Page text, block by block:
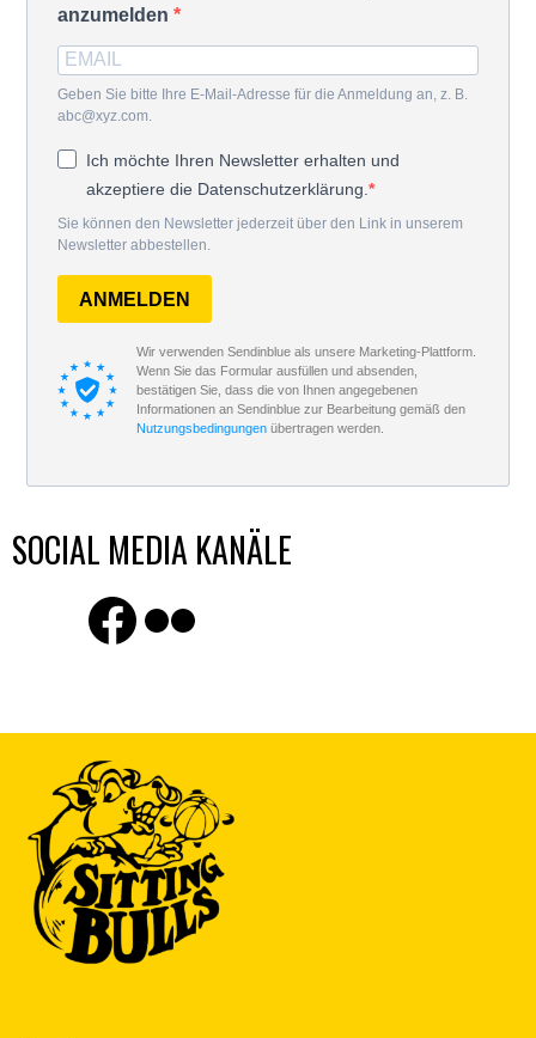
anzumelden
Geben Sie bitte Ihre E-Mail-Adresse für die Anmeldung an, z. B.
abc@xyz.com.
Ich möchte Ihren Newsletter erhalten und
akzeptiere die Datenschutzerklärung.
Sie können den Newsletter jederzeit über den Link in unserem
Newsletter abbestellen.
ANMELDEN
Wir verwenden Sendinblue als unsere Marketing-Plattform.
Wenn Sie das Formular ausfüllen und absenden,
bestätigen Sie, dass die von Ihnen angegebenen
Informationen an Sendinblue zur Bearbeitung gemäß den
Nutzungsbedingungenübertragen werden.
SOCIAL MEDIA KANÄLE
Finde uns auf Facebook
Flickr